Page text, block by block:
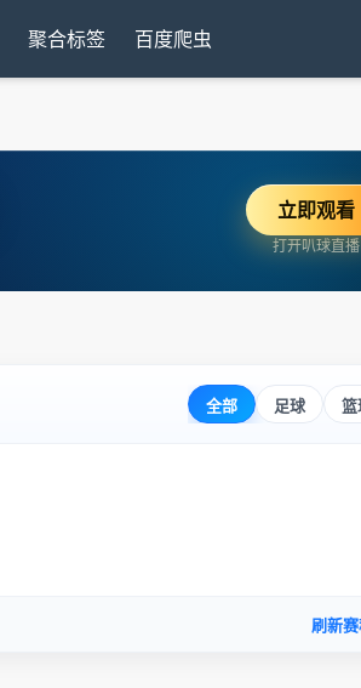
聚合标签 百度爬虫
立即观看
打开叭球直播